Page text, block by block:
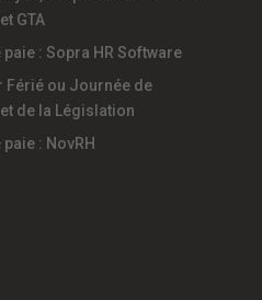
GTA
: Sopra HR Software
Férié ou Journée de
de la Législation
: NovRH